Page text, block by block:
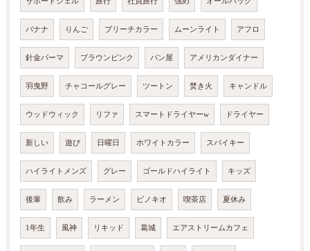
バナナ りんご ブリーチカラー ムーンライト アフロ
針金パーマ ブラウンピンク パン屋 アメリカンダイナー
羽曳野 チャコールグレー ツートン 焚き火 キャンドル
ウッドウィック リファ スマートドライヤーw ドライヤー
新しい 遊び 日曜日 ホワイトカラー スパイキー
ハイライトメンズ グレー ゴールドハイライト キッズ
後輩 飲み ラーメン ピノキオ 喫茶店 夏休み
1年生 風神 リキッド 葛城 エアストリームカフェ